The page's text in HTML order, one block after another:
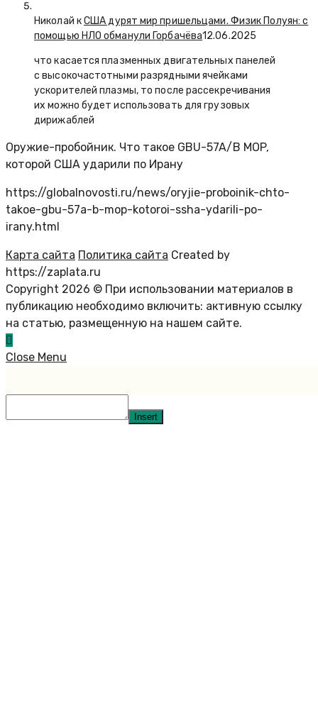
Николай кСША дурят мир пришельцами. Физик Полуян: с
помощью НЛО обманули Горбачёва12.06.2025
что касается плазменных двигательных панелей
с высокочастотными разрядными ячейками
ускорителей плазмы, то после рассекречивания
их можно будет использовать для грузовых
дирижаблей
Оружие-пробойник. Что такое GBU-57A/B MOP,
которой США ударили по Ирану
https://globalnovosti.ru/news/oryjie-proboinik-chto-
takoe-gbu-57a-b-mop-kotoroi-ssha-ydarili-po-
irany.html
Карта сайта Политика сайта Created by
https://zaplata.ru
Copyright 2026 © При использовании материалов в
публикацию необходимо включить: активную ссылку
на статью, размещенную на нашем сайте.
Close Menu
Insert